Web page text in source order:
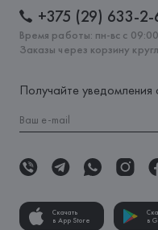
+375 (29) 633-2-
Время работы: пн-вс с
Заказы через корзину
Получайте уведомления
Скачать
в App Store
в